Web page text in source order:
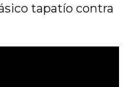
tapatío contra